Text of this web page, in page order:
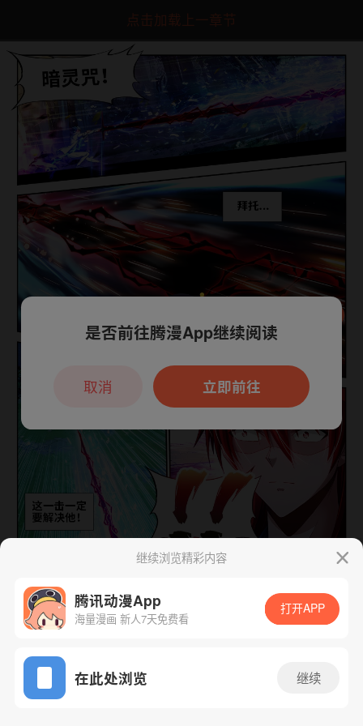
点击加载上一章节
App免费看
下一话 腾漫App免费看
继续浏览精彩内容
腾讯动漫App
海量漫画 新人7天免费看
打开APP
在此处浏览 继续
本章节仅支持App阅读，可打开App新用
户7天免费看
是否前往腾漫App继续阅读
立即前往
取消